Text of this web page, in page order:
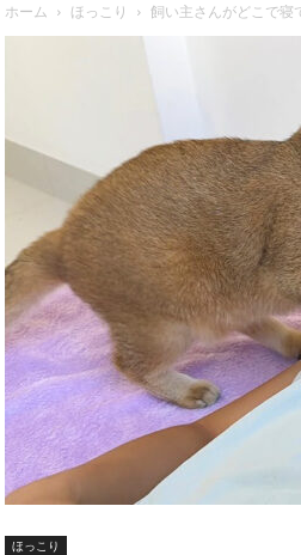
ホーム ほっこり 飼い主さんがどこで
ほっこり